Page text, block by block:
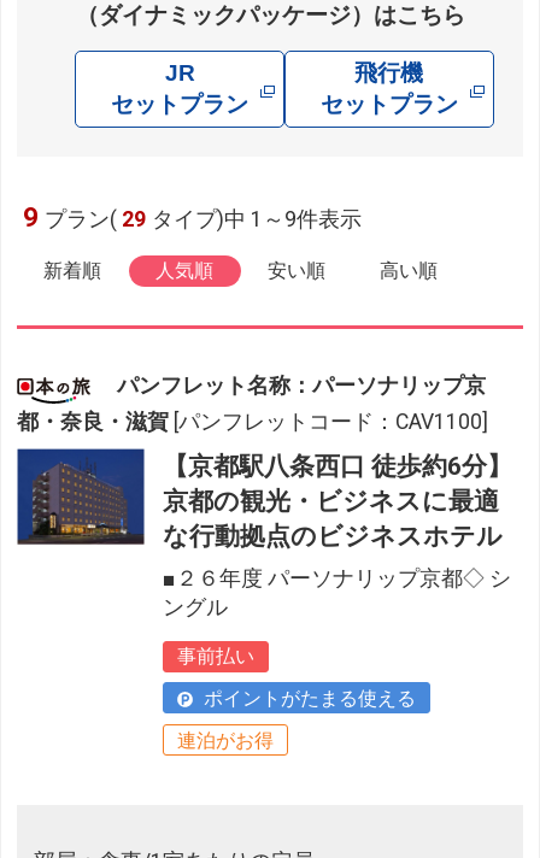
（ダイナミックパッケージ）はこちら
JR
セットプラン
飛行機
セットプラン
9 プラン( 29 タイプ)中 1～9件表示
新着順 人気順 安い順 高い順
パンフレット名称：パーソナリップ京
都・奈良・滋賀 [パンフレットコード：CAV1100]
【京都駅八条西口 徒歩約6分】
京都の観光・ビジネスに最適
な行動拠点のビジネスホテル
■２６年度 パーソナリップ京都◇ シ
ングル
事前払い
ポイントがたまる使える
連泊がお得